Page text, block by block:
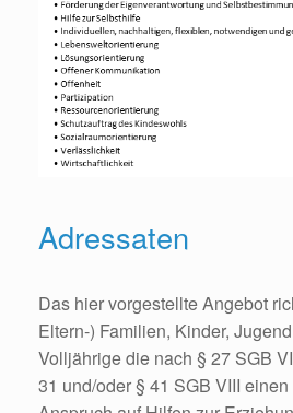
Adressaten
Das hier vorgestellte Angebot
Eltern-) Familien, Kinder,
Volljährige die nach § 27 SGB
31 und/oder § 41 SGB VIII